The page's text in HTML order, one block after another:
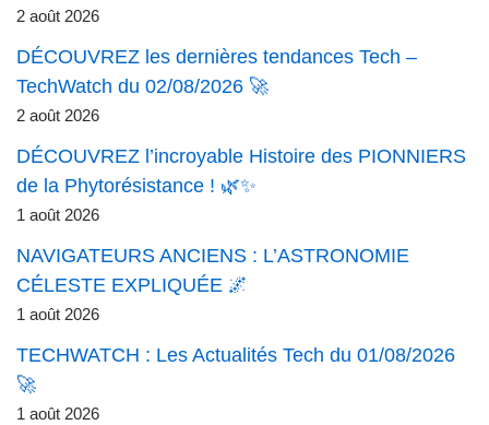
2 août 2026
DÉCOUVREZ les dernières tendances Tech –
TechWatch du 02/08/2026 🚀
2 août 2026
DÉCOUVREZ l’incroyable Histoire des PIONNIERS
de la Phytorésistance ! 🌿✨
1 août 2026
NAVIGATEURS ANCIENS : L’ASTRONOMIE
CÉLESTE EXPLIQUÉE 🌌
1 août 2026
TECHWATCH : Les Actualités Tech du 01/08/2026
🚀
1 août 2026